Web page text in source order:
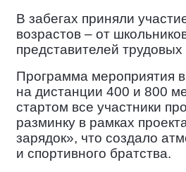
В забегах приняли
возрастов – от
представителей трудовых
Программа мероприятия
на дистанции 400 и 800
стартом все участники
разминку в рамках
зарядок», что создало
и спортивного братства.